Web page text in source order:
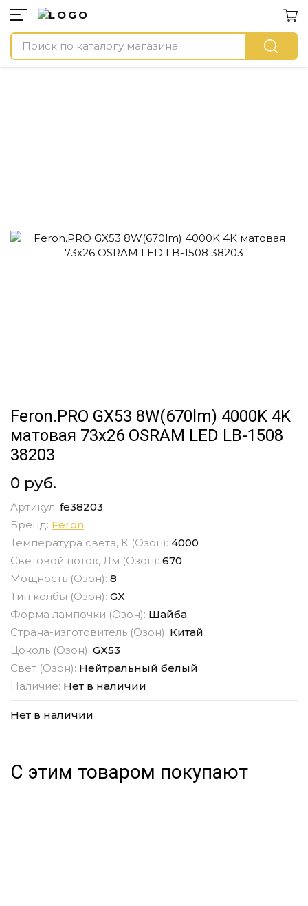
Feron.PRO GX53 8W(670lm) 4000K 4K
матовая 73x26 OSRAM LED LB-1508
38203
0 руб.
Артикул: fe38203
Бренд: Feron
Температура света, К (Озон): 4000
Световой поток, Лм (Озон): 670
Мощность (Озон): 8
Тип колбы (Озон): GX
Форма лампочки (Озон): Шайба
Страна-изготовитель (Озон): Китай
Цоколь (Озон): GX53
Свет (Озон): Нейтральный белый
Наличие: Нет в наличии
Нет в наличии
С этим товаром покупают